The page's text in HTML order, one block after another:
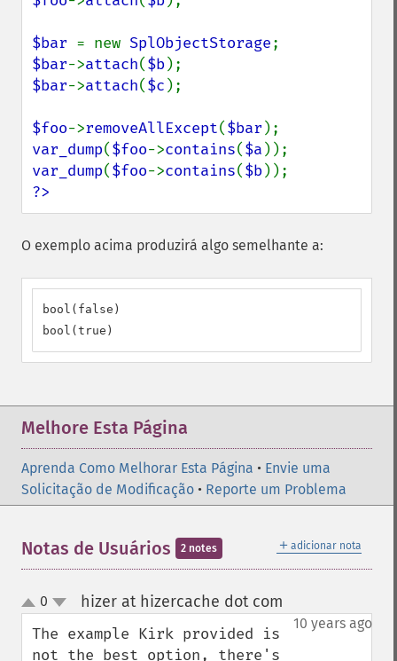
$bar = new SplObjectStorage
$bar->attach($b
$bar->attach($c );
$foo->removeAllExcept($bar
var_dump($foo->contains($a
var_dump($foo->contains($b
?>
O exemplo acima produzirá algo semelhante a:
bool(false)
bool(true)
Melhore Esta Página
Aprenda Como Melhorar Esta Página • Envie uma
Solicitação de Modificação • Reporte um Problema
＋ adicionar nota
Notas de Usuários 2 notes
up
down
0 hizer at hizercache dot com
10 years ago
The example Kirk provided is
not the best option, there's